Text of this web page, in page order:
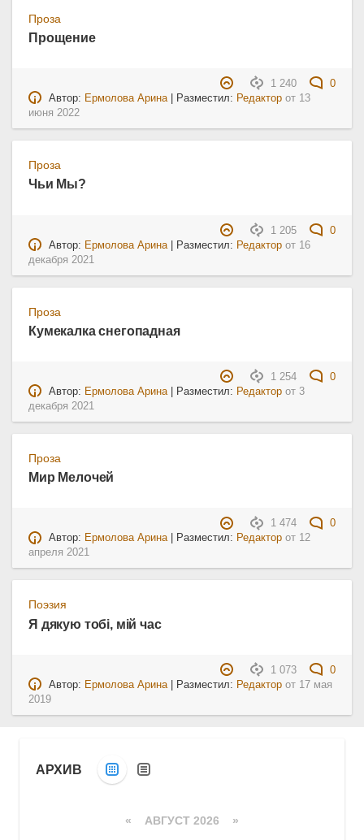
Проза
Прощение
1 240
0
Автор: Ермолова Арина| Разместил: Редактор от 13
июня 2022
Проза
Чьи Мы?
1 205
0
Автор: Ермолова Арина | Разместил: Редактор от 16
декабря 2021
Проза
Кумекалка снегопадная
1 254
0
Автор: Ермолова Арина| Разместил: Редактор от 3
декабря 2021
Проза
Мир Мелочей
1 474
0
Автор: Ермолова Арина| Разместил: Редактор от 12
апреля 2021
Поэзия
Я дякую тобі, мій час
1 073
0
Автор: Ермолова Арина| Разместил: Редактор от 17 мая
2019
АРХИВ
« АВГУСТ 2026 »